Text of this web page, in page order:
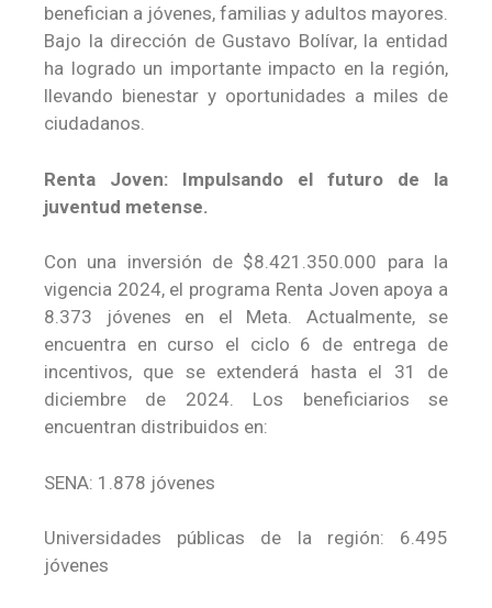
benefician a jóvenes, familias y adultos mayores.
Bajo la dirección de Gustavo Bolívar, la entidad
ha logrado un importante impacto en la región,
llevando bienestar y oportunidades a miles de
ciudadanos.
Renta Joven: Impulsando el futuro de la
juventud metense.
Con una inversión de $8.421.350.000 para la
vigencia 2024, el programa Renta Joven apoya a
8.373 jóvenes en el Meta. Actualmente, se
encuentra en curso el ciclo 6 de entrega de
incentivos, que se extenderá hasta el 31 de
diciembre de 2024. Los beneficiarios se
encuentran distribuidos en:
SENA: 1.878 jóvenes
Universidades públicas de la región: 6.495
jóvenes